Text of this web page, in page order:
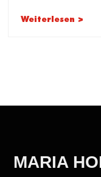
Weiterlesen >
MARIA